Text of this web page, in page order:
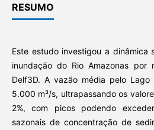
RESUMO
Este estudo investigou a dinâmica
inundação do Rio Amazonas por
Delf3D. A vazão média pelo
5.000 m³/s, ultrapassando os
2%, com picos podendo
sazonais de concentração de